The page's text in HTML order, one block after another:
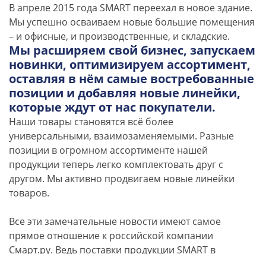
В апреле 2015 года SMART переехал в новое здание.
Мы успешно осваиваем новые большие помещения
– и офисные, и производственные, и складские.
Мы расширяем свой бизнес, запускаем
новинки, оптимизируем ассортимент,
оставляя в нём самые востребованные
позиции и добавляя новые линейки,
которые ждут от нас покупатели.
Наши товары становятся всё более
универсальными, взаимозаменяемыми. Разные
позиции в огромном ассортименте нашей
продукции теперь легко комплектовать друг с
другом. Мы активно продвигаем новые линейки
товаров.
Все эти замечательные новости имеют самое
прямое отношение к российской компании
Смарт.ру. Ведь поставки продукции SMART в